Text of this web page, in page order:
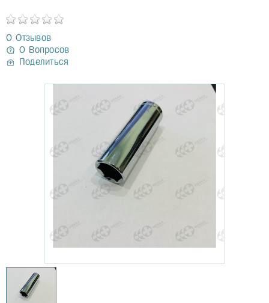
0 Отзывов
0 Вопросов
Поделиться